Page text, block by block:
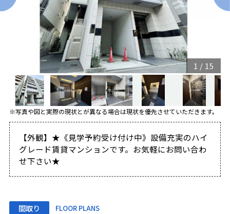
1 / 15
※写真や図と実際の現状とが異なる場合は現状を優先させていただきます。
【外観】★《見学予約受け付け中》設備充実のハイ
グレード賃貸マンションです。お気軽にお問い合わ
せ下さい★
間取り FLOOR PLANS